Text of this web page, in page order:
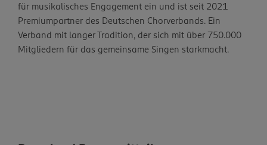
für musikalisches Engagement ein und ist seit 2021
Premiumpartner des Deutschen Chorverbands. Ein
Verband mit langer Tradition, der sich mit über 750.000
Mitgliedern für das gemeinsame Singen starkmacht.